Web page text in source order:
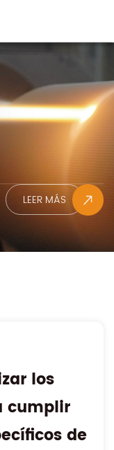
LEER
los
cumplir
de